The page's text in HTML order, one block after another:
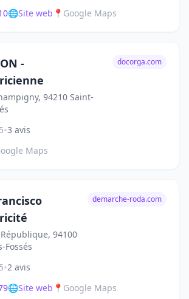
🌐Site web 📍 Google Maps
-
94210 Saint-
docorga.com
•3 avis
Maps
94100
Fossés
demarche-roda.com
•2 avis
🌐Site web 📍 Google Maps